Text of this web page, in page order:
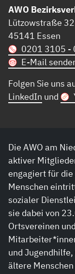
AWO
Lützowstraße 32
45141 Essen
0201 3105 -
E-Mail
Folgen Sie uns
LinkedIn und
Die AWO am
aktiver
engagiert für
Menschen
sozialer
sie dabei von
Ortsvereinen
und
ältere